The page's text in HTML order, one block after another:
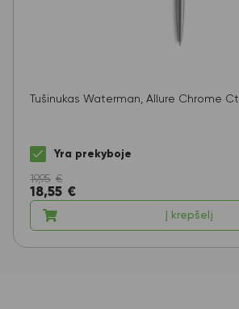
Tušinukas Waterman, Allure Chrome Ct
Yra prekyboje
19,95 €
18,55 €
Į krepšelį